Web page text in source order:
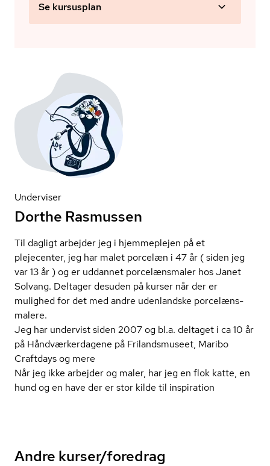
Se kursusplan
Underviser
Dorthe Rasmussen
Til dagligt arbejder jeg i hjemmeplejen på et
plejecenter, jeg har malet porcelæn i 47 år ( siden jeg
var 13 år ) og er uddannet porcelænsmaler hos Janet
Solvang. Deltager desuden på kurser når der er
mulighed for det med andre udenlandske po­r­ce­læns­
ma­le­re.
Jeg har undervist siden 2007 og bl.a. deltaget i ca 10 år
på Hånd­vær­ker­da­ge­ne på Frilandsmuseet, Maribo
Craftdays og mere
Når jeg ikke arbejder og maler, har jeg en flok katte, en
hund og en have der er stor kilde til inspiration
Andre kurser/foredrag